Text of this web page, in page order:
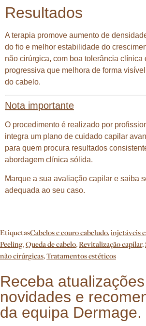
Resultados
A terapia promove aumento de
do fio e melhor estabilidade do
não cirúrgica, com boa tolerância clínica
progressiva que melhora de forma
do cabelo.
Nota importante
O procedimento é realizado por
integra um plano de cuidado capilar
para quem procura resultados
abordagem clínica sólida.
Marque a sua avaliação capilar e saiba
adequada ao seu caso.
EtiquetasCabelos e couro cabeludo,injetáveis
Peeling,Queda de cabelo,Revitalização capilar,
não cirúrgicas,Tratamentos estéticos
Receba
novidades e
da equipa Dermage.